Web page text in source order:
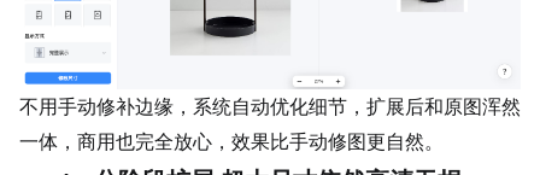
不用手动修补边缘，系统自动优化细节，扩展后和原图浑然
一体，商用也完全放心，效果比手动修图更自然。